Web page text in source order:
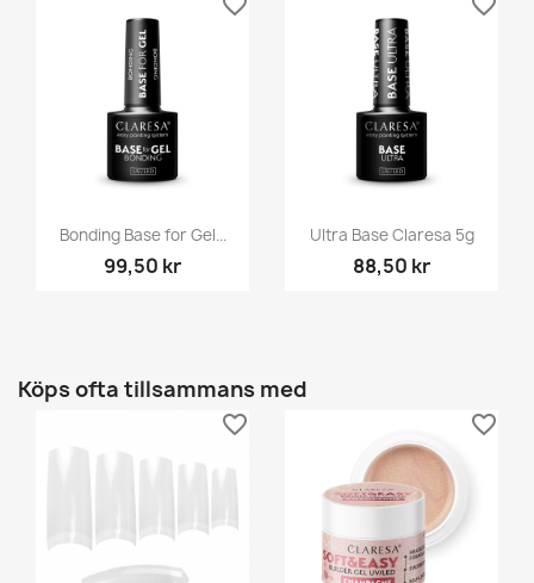
Bonding Base for Gel...
99,50 kr
Ultra Base Claresa 5g
88,50 kr
Köps ofta tillsammans med
favorite_border favorite_border